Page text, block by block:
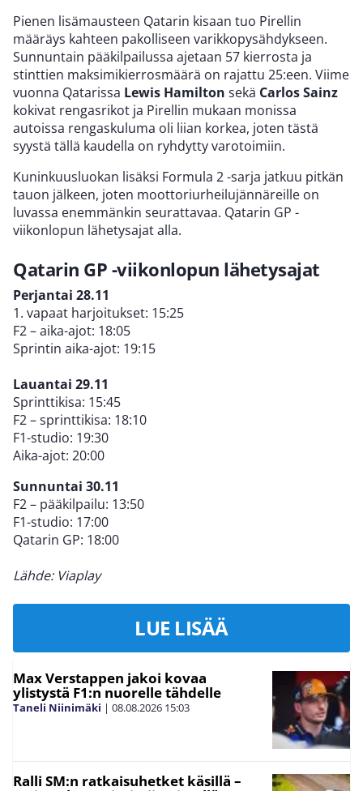
Pienen lisämausteen Qatarin kisaan tuo Pirellin
määräys kahteen pakolliseen varikkopysähdykseen.
Sunnuntain pääkilpailussa ajetaan 57 kierrosta ja
stinttien maksimikierrosmäärä on rajattu 25:een. Viime
vuonna Qatarissa Lewis Hamilton sekä Carlos Sainz
kokivat rengasrikot ja Pirellin mukaan monissa
autoissa rengaskuluma oli liian korkea, joten tästä
syystä tällä kaudella on ryhdytty varotoimiin.
Kuninkuusluokan lisäksi Formula 2 -sarja jatkuu pitkän
tauon jälkeen, joten moottoriurheilujännäreille on
luvassa enemmänkin seurattavaa. Qatarin GP -
viikonlopun lähetysajat alla.
Qatarin GP -viikonlopun lähetysajat
Perjantai 28.11
1. vapaat harjoitukset: 15:25
F2 – aika-ajot: 18:05
Sprintin aika-ajot: 19:15
Lauantai 29.11
Sprinttikisa: 15:45
F2 – sprinttikisa: 18:10
F1-studio: 19:30
Aika-ajot: 20:00
Sunnuntai 30.11
F2 – pääkilpailu: 13:50
F1-studio: 17:00
Qatarin GP: 18:00
Lähde: Viaplay
LUE LISÄÄ
Max Verstappen jakoi kovaa
ylistystä F1:n nuorelle tähdelle
Taneli Niinimäki | 08.08.2026 15:03
Ralli SM:n ratkaisuhetket käsillä –